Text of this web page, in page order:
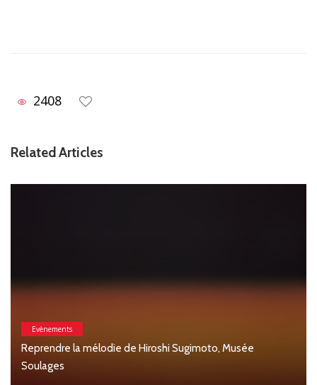
2408
Related Articles
Evènements
Reprendre la mélodie de Hiroshi Sugimoto, Musée
Soulages